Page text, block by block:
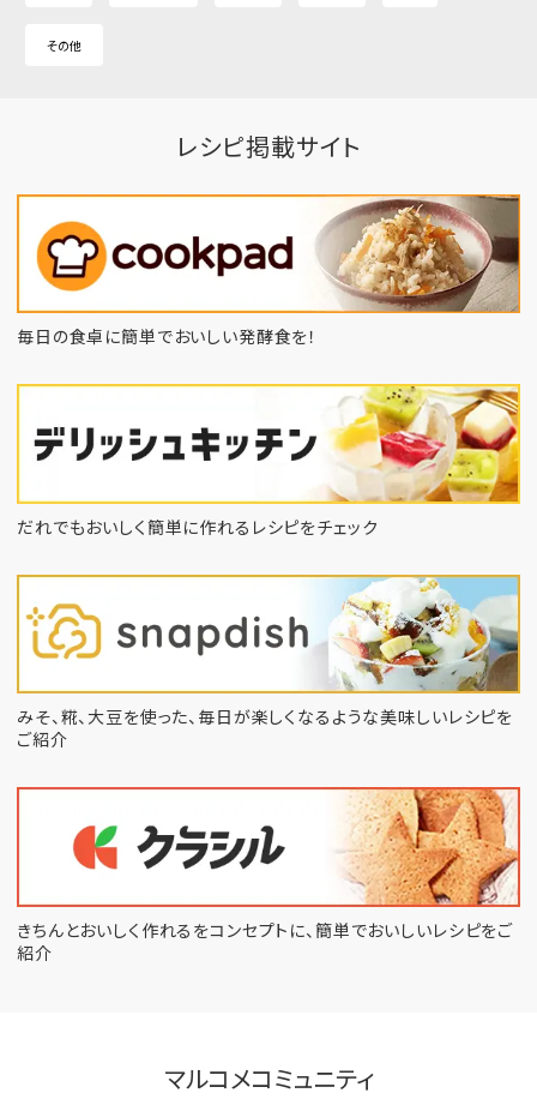
その他
レシピ掲載サイト
毎日の食卓に簡単でおいしい発酵食を！
だれでもおいしく簡単に作れるレシピをチェック
みそ、糀、大豆を使った、毎日が楽しくなるような美味しいレシピを
ご紹介
きちんとおいしく作れるをコンセプトに、 簡単でおいしいレシピをご
紹介
マルコメコミュニティ